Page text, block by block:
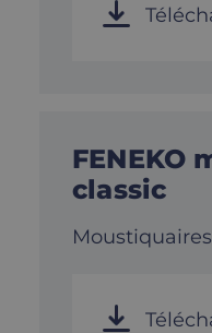
FENEKO
classic
Moustiquaires